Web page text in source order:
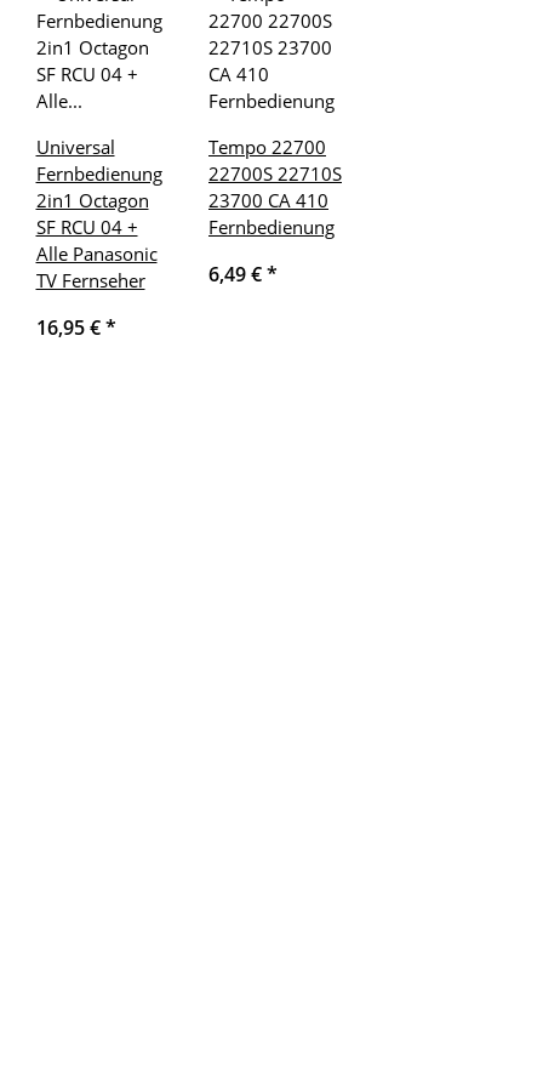
Universal
Fernbedienung
2in1 Octagon
SF RCU 04 +
Alle Panasonic
TV Fernseher
16,95 €*
Tempo 22700
22700S 22710S
23700 CA 410
Fernbedienung
6,49 €*